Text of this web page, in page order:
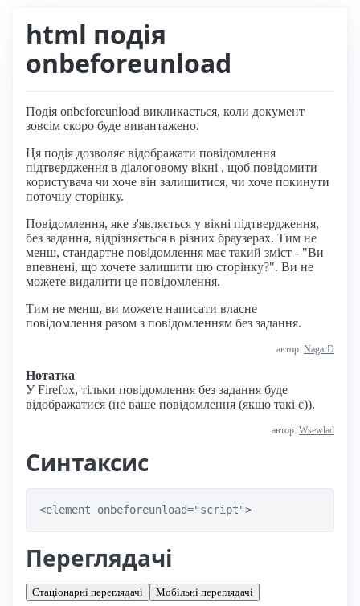
html подія
onbeforeunload
Подія onbeforeunload викликається, коли документ
зовсім скоро буде вивантажено.
Ця подія дозволяє відображати повідомлення
підтвердження в діалоговому вікні , щоб повідомити
користувача чи хоче він залишитися, чи хоче покинути
поточну сторінку.
Повідомлення, яке з'являється у вікні підтвердження,
без задання, відрізняється в різних браузерах. Тим не
менш, стандартне повідомлення має такий зміст - "Ви
впевнені, що хочете залишити цю сторінку?". Ви не
можете видалити це повідомлення.
Тим не менш, ви можете написати власне
повідомлення разом з повідомленням без задання.
автор: NagarD
Нотатка
У Firefox, тільки повідомлення без задання буде
відображатися (не ваше повідомлення (якщо такі є)).
автор: Wsewlad
Синтаксис
<element onbeforeunload="script">
Переглядачі
Стаціонарні переглядачі Мобільні переглядачі